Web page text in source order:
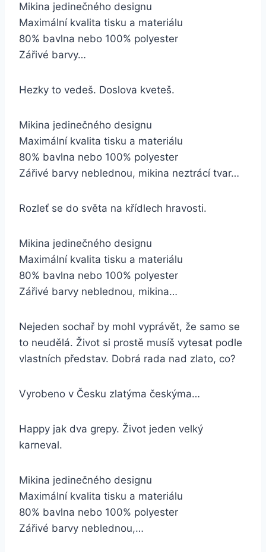
Mikina jedinečného designu
Maximální kvalita tisku a materiálu
80% bavlna nebo 100% polyester
Zářivé barvy…
Hezky to vedeš. Doslova kveteš.
Mikina jedinečného designu
Maximální kvalita tisku a materiálu
80% bavlna nebo 100% polyester
Zářivé barvy neblednou, mikina neztrácí tvar…
Rozleť se do světa na křídlech hravosti.
Mikina jedinečného designu
Maximální kvalita tisku a materiálu
80% bavlna nebo 100% polyester
Zářivé barvy neblednou, mikina…
Nejeden sochař by mohl vyprávět, že samo se
to neudělá. Život si prostě musíš vytesat podle
vlastních představ. Dobrá rada nad zlato, co?
Vyrobeno v Česku zlatýma českýma…
Happy jak dva grepy. Život jeden velký
karneval.
Mikina jedinečného designu
Maximální kvalita tisku a materiálu
80% bavlna nebo 100% polyester
Zářivé barvy neblednou,…